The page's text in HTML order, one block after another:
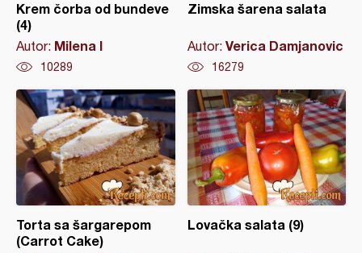
Krem čorba od bundeve
(4)
Autor: Milena I
10289
Zimska šarena salata
Autor: Verica Damjanovic
16279
Torta sa šargarepom
(Carrot Cake)
Lovačka salata (9)